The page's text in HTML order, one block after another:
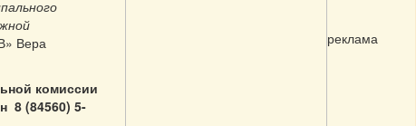
Вера
комиссии
8 (84560) 5-
реклама